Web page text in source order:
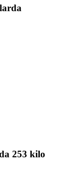
253 kilo